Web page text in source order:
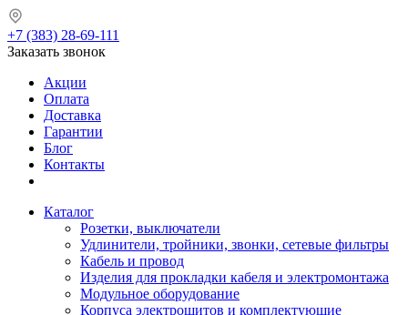
+7 (383) 28-69-111
Заказать звонок
Акции
Оплата
Доставка
Гарантии
Блог
Контакты
Каталог
Розетки, выключатели
Удлинители, тройники, звонки, сетевые фильтры
Кабель и провод
Изделия для прокладки кабеля и электромонтажа
Модульное оборудование
Корпуса электрощитов и комплектующие